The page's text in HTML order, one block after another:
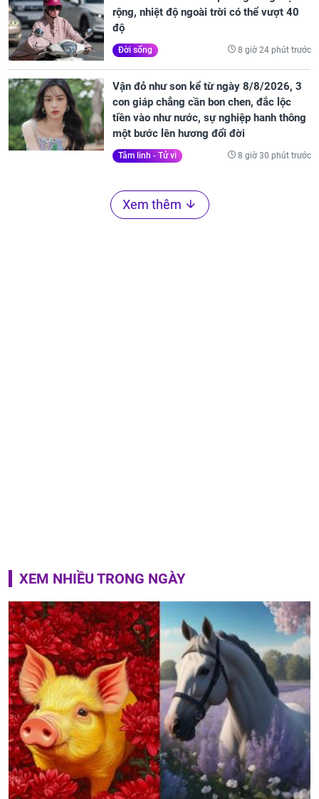
rộng, nhiệt độ ngoài trời có thể vượt 40
độ
Đời sống 8 giờ 24 phút trước
Vận đỏ như son kể từ ngày 8/8/2026, 3
con giáp chẳng cần bon chen, đắc lộc
tiền vào như nước, sự nghiệp hanh thông
một bước lên hương đổi đời
Tâm linh - Tử vi 8 giờ 30 phút trước
Xem thêm
XEM NHIỀU TRONG NGÀY